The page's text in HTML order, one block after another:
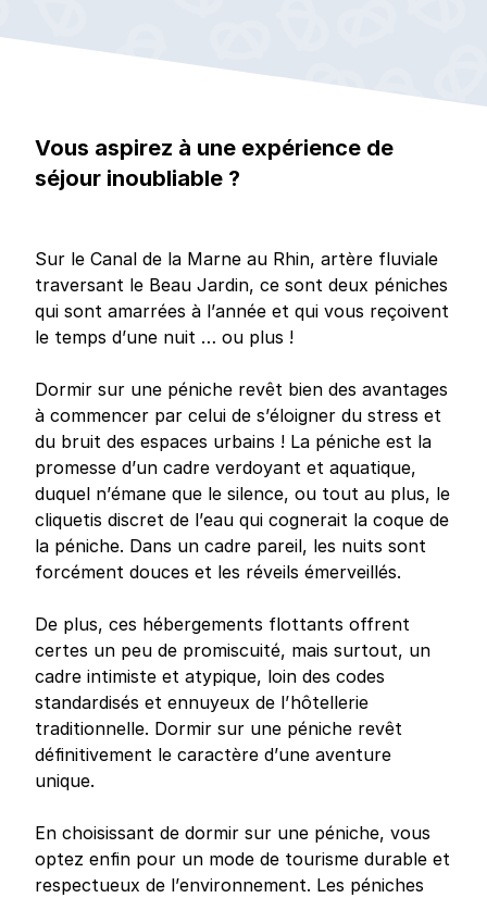
Vous aspirez à une expérience de
séjour inoubliable ?
Sur le Canal de la Marne au Rhin, artère fluviale
traversant le Beau Jardin, ce sont deux péniches
qui sont amarrées à l’année et qui vous reçoivent
le temps d’une nuit … ou plus !
Dormir sur une péniche revêt bien des avantages
à commencer par celui de s’éloigner du stress et
du bruit des espaces urbains ! La péniche est la
promesse d’un cadre verdoyant et aquatique,
duquel n’émane que le silence, ou tout au plus, le
cliquetis discret de l’eau qui cognerait la coque de
la péniche. Dans un cadre pareil, les nuits sont
forcément douces et les réveils émerveillés.
De plus, ces hébergements flottants offrent
certes un peu de promiscuité, mais surtout, un
cadre intimiste et atypique, loin des codes
standardisés et ennuyeux de l’hôtellerie
traditionnelle. Dormir sur une péniche revêt
définitivement le caractère d’une aventure
unique.
En choisissant de dormir sur une péniche, vous
optez enfin pour un mode de tourisme durable et
respectueux de l’environnement. Les péniches